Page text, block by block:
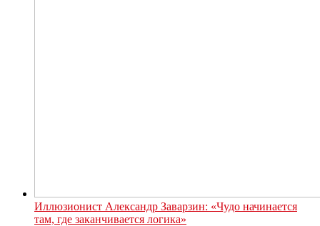
Иллюзионист Александр Заварзин: «Чудо начинается
там, где заканчивается логика»